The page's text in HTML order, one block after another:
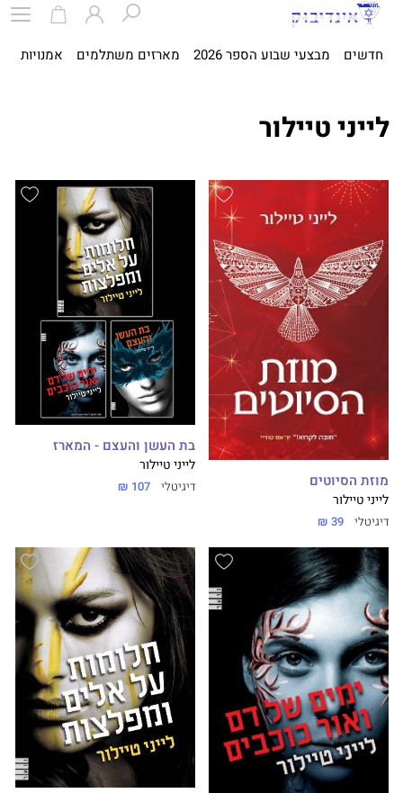
חדשים מבצעי שבוע הספר 2026 מארזים משתלמים אמנויות
לייני טיילור
מוזת הסיוטים
לייני טיילור
דיגיטלי 39 ₪
בת העשן והעצם - המארז
לייני טיילור
דיגיטלי 107 ₪